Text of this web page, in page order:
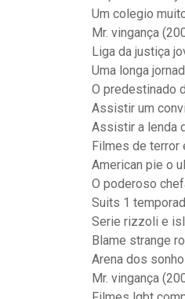
Um colegio
Mr. vingança
Liga da justiça
Uma longa
O predestinado
Assistir um
Assistir a lenda
Filmes de terror
American pie o
O poderoso
Suits 1
Serie rizzoli e
Blame strange
Arena dos
Mr. vingança